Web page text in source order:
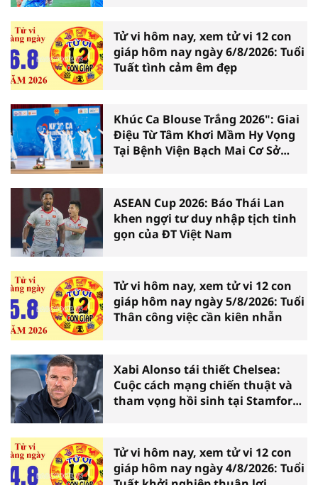
Tử vi hôm nay, xem tử vi 12 con
giáp hôm nay ngày 6/8/2026: Tuổi
Tuất tình cảm êm đẹp
Khúc Ca Blouse Trắng 2026": Giai
Điệu Từ Tâm Khơi Mầm Hy Vọng
Tại Bệnh Viện Bạch Mai Cơ Sở
ASEAN Cup 2026: Báo Thái Lan
khen ngợi tư duy nhập tịch tinh
gọn của ĐT Việt Nam
Tử vi hôm nay, xem tử vi 12 con
giáp hôm nay ngày 5/8/2026: Tuổi
Thân công việc cần kiên nhẫn
Xabi Alonso tái thiết Chelsea:
Cuộc cách mạng chiến thuật và
tham vọng hồi sinh tại Stamford
Tử vi hôm nay, xem tử vi 12 con
giáp hôm nay ngày 4/8/2026: Tuổi